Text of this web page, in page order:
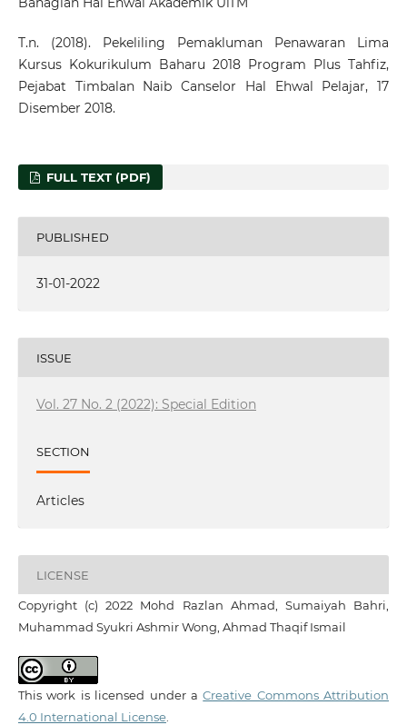
T.n. (2018). Pekeliling Pemakluman Penawaran Lima
Kursus Kokurikulum Baharu 2018 Program Plus Tahfiz,
Pejabat Timbalan Naib Canselor Hal Ehwal Pelajar, 17
Disember 2018.
FULL TEXT (PDF)
PUBLISHED
31-01-2022
ISSUE
Vol. 27 No. 2 (2022): Special Edition
SECTION
Articles
LICENSE
Copyright (c) 2022 Mohd Razlan Ahmad, Sumaiyah Bahri,
Muhammad Syukri Ashmir Wong, Ahmad Thaqif Ismail
This work is licensed under aCreative Commons Attribution
4.0 International License.